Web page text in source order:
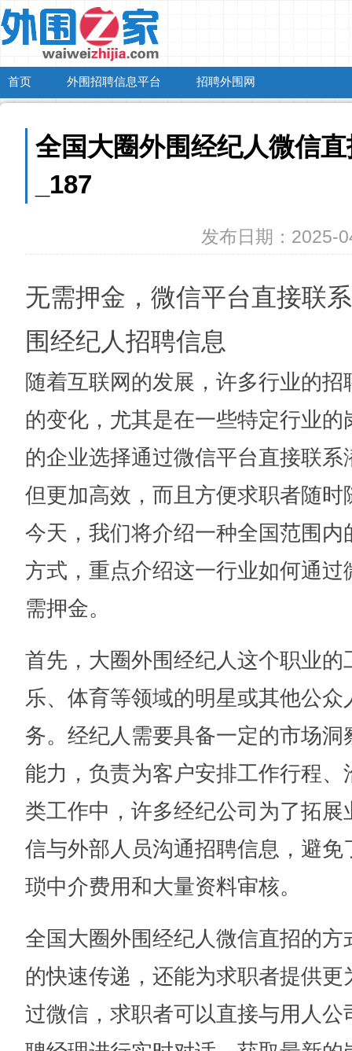
首页 外围招聘信息平台 招聘外围网
全国大圈外围经纪人微信
_187
发布日期：2025-
无需押金，微信平台直接联
围经纪人招聘信息
随着互联网的发展，许多行业的
的变化，尤其是在一些特定行业
的企业选择通过微信平台直接联
但更加高效，而且方便求职者随
今天，我们将介绍一种全国范围
方式，重点介绍这一行业如何通
需押金。
首先，大圈外围经纪人这个职业
乐、体育等领域的明星或其他公
务。经纪人需要具备一定的市场
能力，负责为客户安排工作行程
类工作中，许多经纪公司为了拓
信与外部人员沟通招聘信息，避
琐中介费用和大量资料审核。
全国大圈外围经纪人微信直招的
的快速传递，还能为求职者提供
过微信，求职者可以直接与用人